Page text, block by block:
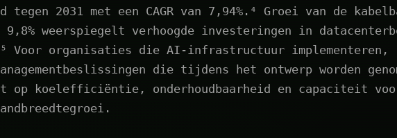
tegen 2031 met een CAGR van 7,94%.⁴ Groei van de
9,8% weerspiegelt verhoogde investeringen in
Voor organisaties die AI-infrastructuur implementeren,
die tijdens het ontwerp worden
op koelefficiëntie, onderhoudbaarheid en capaciteit